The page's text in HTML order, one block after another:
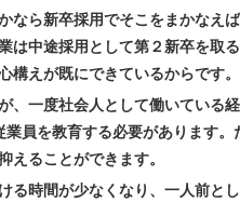
なら新卒採用でそこをまかなえ
は中途採用として第２新卒を取
構えが既にできているからです。
、一度社会人として働いている
業員を教育する必要があります
えることができます。
る時間が少なくなり、一人前と